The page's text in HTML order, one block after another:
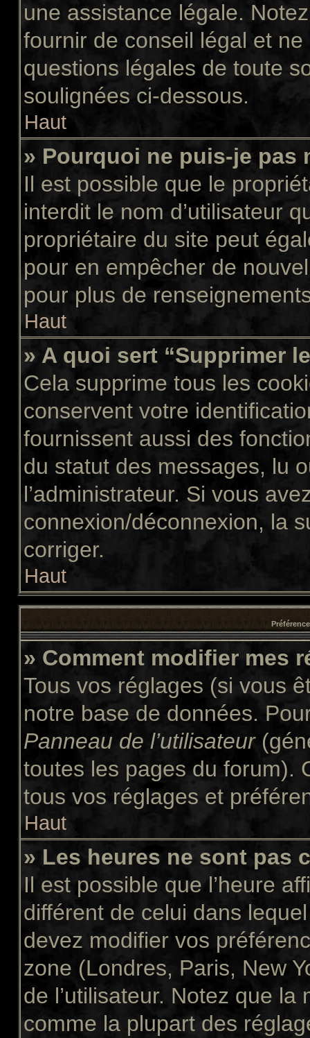
une assistance légale.
fournir de conseil légal et
questions légales de toute
soulignées ci-dessous.
Haut
» Pourquoi ne puis-je pas
Il est possible que le
interdit le nom d’utilisateur
propriétaire du site peut
pour en empêcher de
pour plus de
Haut
» A quoi sert “Supprimer
Cela supprime tous les
conservent votre
fournissent aussi des
du statut des messages, lu
l’administrateur. Si vous
connexion/déconnexion, la
corriger.
Haut
» Comment modifier mes
Tous vos réglages (si vous
notre base de données.
Panneau de l’utilisateur
toutes les pages du forum).
tous vos réglages et
Haut
» Les heures ne sont pas
Il est possible que l’heure
différent de celui dans
devez modifier vos
zone (Londres, Paris, New
de l’utilisateur. Notez que
comme la plupart des